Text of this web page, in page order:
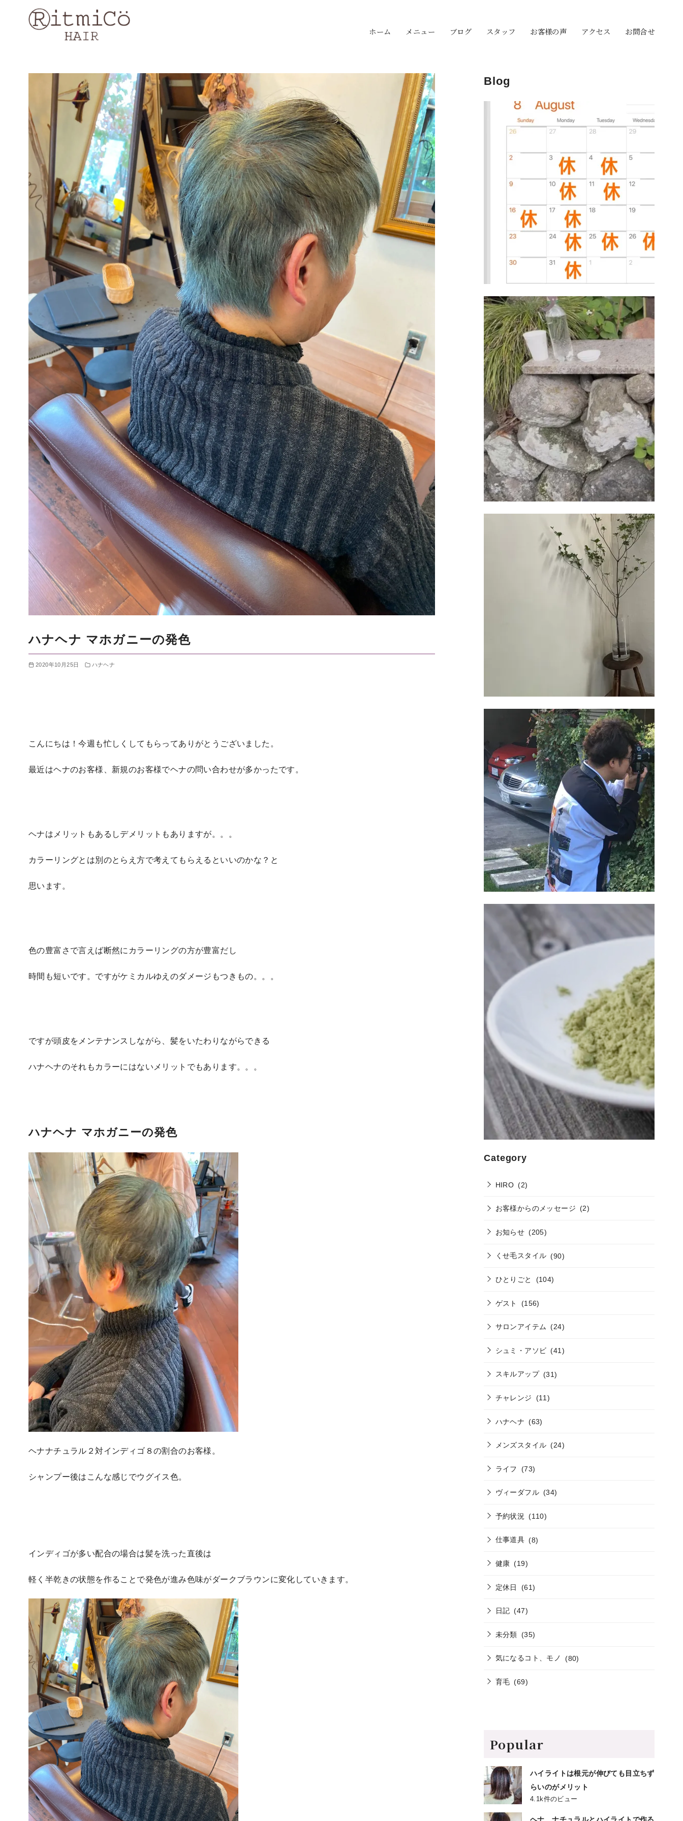
ホーム メニュー ブログ スタッフ お客様の声 アクセス お問合せ
ハナヘナ マホガニーの発色
2020年10月25日 ハナヘナ
こんにちは！今週も忙しくしてもらってありがとうございました。
最近はヘナのお客様、新規のお客様でヘナの問い合わせが多かったです。
ヘナはメリットもあるしデメリットもありますが。。。
カラーリングとは別のとらえ方で考えてもらえるといいのかな？と
思います。
色の豊富さで言えば断然にカラーリングの方が豊富だし
時間も短いです。ですがケミカルゆえのダメージもつきもの。。。
ですが頭皮をメンテナンスしながら、髪をいたわりながらできる
ハナヘナのそれもカラーにはないメリットでもあります。。。
ハナヘナ マホガニーの発色
ヘナナチュラル２対インディゴ８の割合のお客様。
シャンプー後はこんな感じでウグイス色。
インディゴが多い配合の場合は髪を洗った直後は
軽く半乾きの状態を作ることで発色が進み色味がダークブラウンに変化していきます。
Blog
Category
HIRO (2)
お客様からのメッセージ (2)
お知らせ (205)
くせ毛スタイル (90)
ひとりごと (104)
ゲスト (156)
サロンアイテム (24)
シュミ・アソビ (41)
スキルアップ (31)
チャレンジ (11)
ハナヘナ (63)
メンズスタイル (24)
ライフ (73)
ヴィーダフル (34)
予約状況 (110)
仕事道具 (8)
健康 (19)
定休日 (61)
日記 (47)
未分類 (35)
気になるコト、モノ (80)
育毛 (69)
Popular
ハイライトは根元が伸びても目立ちず
らいのがメリット
4.1k件のビュー